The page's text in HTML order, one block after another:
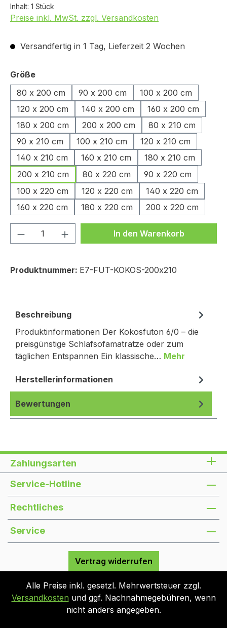
Inhalt: 1 Stück
Preise inkl. MwSt. zzgl. Versandkosten
Versandfertig in 1 Tag, Lieferzeit 2 Wochen
Größeauswählen
80 x 200 cm
90 x 200 cm
100 x 200 cm
120 x 200 cm
140 x 200 cm
160 x 200 cm
180 x 200 cm
200 x 200 cm
80 x 210 cm
90 x 210 cm
100 x 210 cm
120 x 210 cm
140 x 210 cm
160 x 210 cm
180 x 210 cm
200 x 210 cm
80 x 220 cm
90 x 220 cm
100 x 220 cm
120 x 220 cm
140 x 220 cm
160 x 220 cm
180 x 220 cm 200 x 220 cm
Produkt Anzahl: Gib denIn den Warenkorb
Produktnummer: E7-FUT-KOKOS-200x210
Beschreibung
Produktinformationen Der Kokosfuton 6/0 – die
preisgünstige Schlafsofamatratze oder zum
täglichen Entspannen Ein klassische… Mehr
Herstellerinformationen
Bewertungen
Zahlungsarten
Service-Hotline
Rechtliches
Service
Vertrag widerrufen
Alle Preise inkl. gesetzl. Mehrwertsteuer zzgl.
Versandkosten und ggf. Nachnahmegebühren, wenn
nicht anders angegeben.